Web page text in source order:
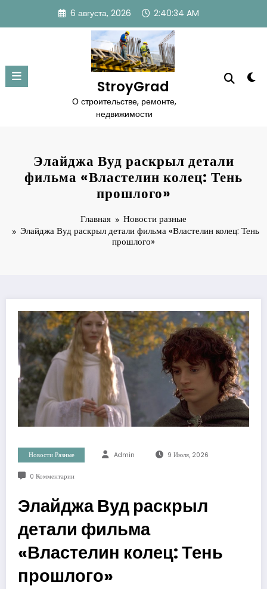
содержимому
6 августа, 2026 2:40:35 AM
StroyGrad
О строительстве, ремонте,
недвижимости
Элайджа Вуд раскрыл детали
фильма «Властелин колец: Тень
прошлого»
Главная
Новости разные
Элайджа Вуд раскрыл детали фильма «Властелин колец: Тень
прошлого»
Новости Разные Admin 9 Июля, 2026
0 Комментарии
Элайджа Вуд раскрыл
детали фильма
«Властелин колец: Тень
прошлого»